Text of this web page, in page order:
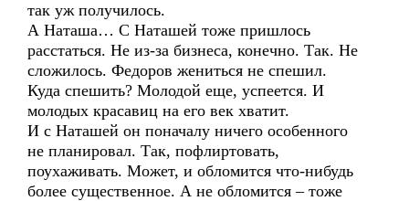
так уж получилось.
А Наташа… С Наташей тоже пришлось
расстаться. Не из-за бизнеса, конечно. Так. Не
сложилось. Федоров жениться не спешил.
Куда спешить? Молодой еще, успеется. И
молодых красавиц на его век хватит.
И с Наташей он поначалу ничего особенного
не планировал. Так, пофлиртовать,
поухаживать. Может, и обломится что-нибудь
более существенное. А не обломится – тоже